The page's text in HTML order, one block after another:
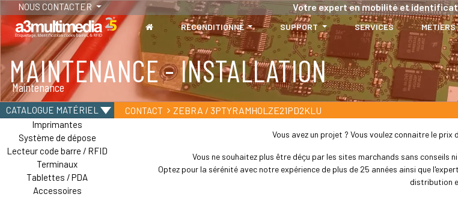
NOUS CONTACTER Votre expert en mobilité et
RECONDITIONNÉ SUPPORT SERVICES MÉTIERS
MAINTENANCE - INSTALLATION
Maintenance
CATALOGUE MATÉRIEL
Imprimantes
Système de dépose
Lecteur code barre / RFID
Terminaux
Tablettes / PDA
Accessoires
CONTACT ZEBRA / 3PTYRAMHOLZE21PD2KLU
Vous avez un projet ? Vous voulez connaitre le prix
Vous ne souhaitez plus être déçu par les sites marchands sans conseils
Optez pour la sérénité avec notre expérience de plus de 25 années ainsi que
distribution